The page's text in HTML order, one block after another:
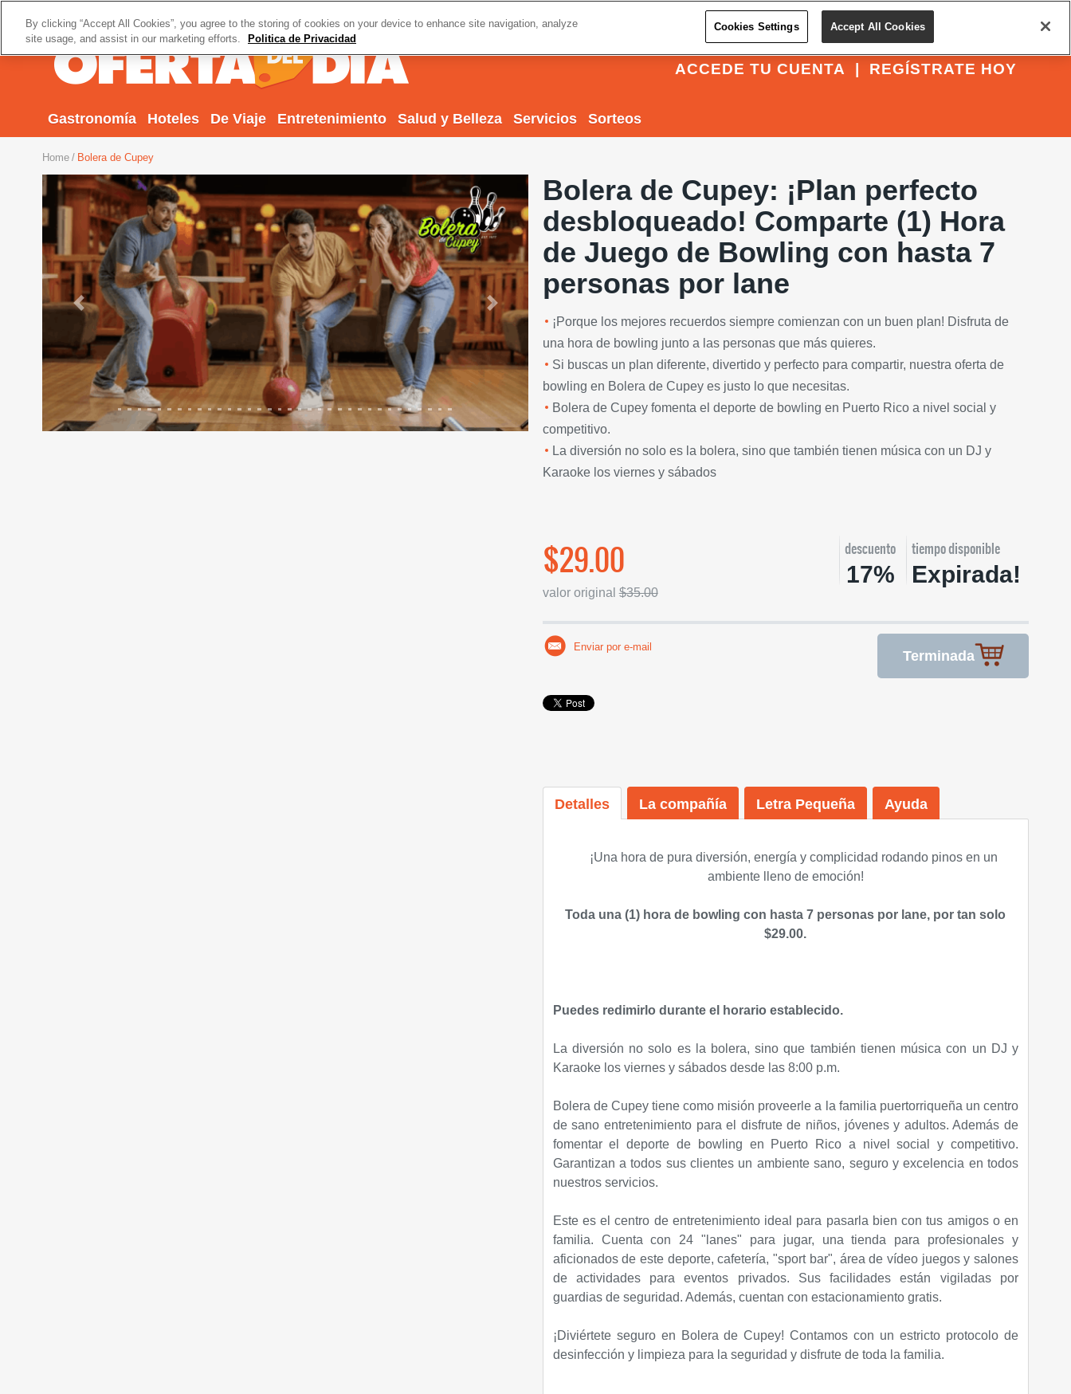
REGÍSTRATE HOY
ACCEDE TU CUENTA
Gastronomía Hoteles De Viaje Entretenimiento Salud y Belleza Servicios Sorteos
Home Bolera de Cupey
Previous Next
Bolera de Cupey: ¡Plan perfecto
desbloqueado! Comparte (1) Hora
de Juego de Bowling con hasta 7
personas por lane
¡Porque los mejores recuerdos siempre comienzan con un buen plan! Disfruta de
una hora de bowling junto a las personas que más quieres.
Si buscas un plan diferente, divertido y perfecto para compartir, nuestra oferta de
bowling en Bolera de Cupey es justo lo que necesitas.
Bolera de Cupey fomenta el deporte de bowling en Puerto Rico a nivel social y
competitivo.
La diversión no solo es la bolera, sino que también tienen música con un DJ y
Karaoke los viernes y sábados
$29.00
valor original$35.00
descuento
17%
tiempo disponible
Expirada!
Terminada
Enviar por e-mail
Detalles La compañía Letra Pequeña Ayuda
¡Una hora de pura diversión, energía y complicidad rodando pinos en un
ambiente lleno de emoción!
Toda una (1) hora de bowling con hasta 7 personas por lane, por tan solo
$29.00.
Puedes redimirlo durante el horario establecido.
La diversión no solo es la bolera, sino que también tienen música con un DJ y
Karaoke los viernes y sábados desde las 8:00 p.m.
Bolera de Cupeytiene como misión proveerle a la familia puertorriqueña un centro
de sano entretenimiento para el disfrute de niños, jóvenes y adultos. Además de
fomentar el deporte de bowling en Puerto Rico a nivel social y competitivo.
Garantizan a todos sus clientes un ambiente sano, seguro y excelencia en todos
nuestros servicios.
Este es el centro de entretenimiento ideal para pasarla bien con tus amigos o en
familia. Cuenta con 24 "lanes" para jugar, una tienda para profesionales y
aficionados de este deporte, cafetería, "sport bar", área de vídeo juegos y salones
de actividades para eventos privados. Sus facilidades están vigiladas por
guardias de seguridad. Además, cuentan con estacionamiento gratis.
¡Diviértete seguro en Bolera de Cupey! Contamos con un estricto protocolo de
desinfección y limpieza para la seguridad y disfrute de toda la familia.
By clicking “Accept All Cookies”, you agree to the storing of cookies on your device to enhance site navigation, analyze
site usage, and assist in our marketing efforts.
Politica de Privacidad
Cookies Settings Accept All Cookies